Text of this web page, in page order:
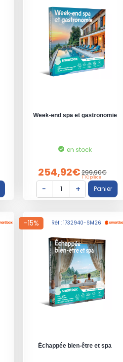
Week-end spa et gastronomie
en stock
254,92€299,90€
TTC pièce
-15% Réf : 1732940-SM26
Échappée bien-être et spa